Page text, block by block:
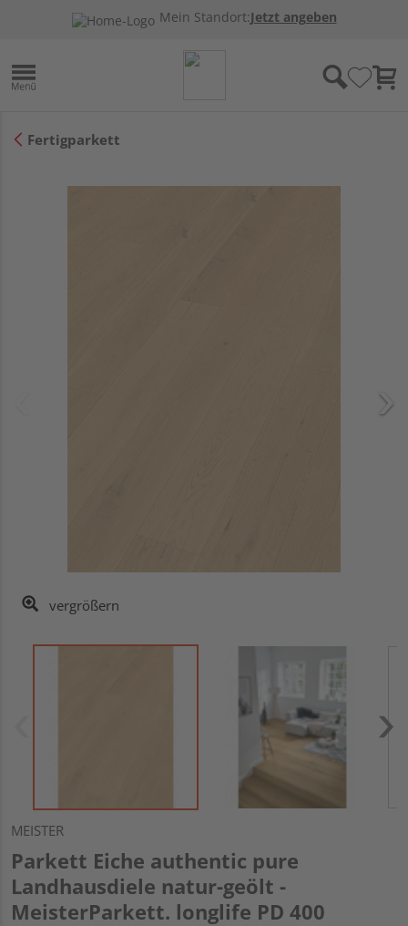
Mein Standort:Jetzt angeben
Fertigparkett
vergrößern
MEISTER
Parkett Eiche authentic pure
Landhausdiele natur-geölt -
MeisterParkett. longlife PD 400